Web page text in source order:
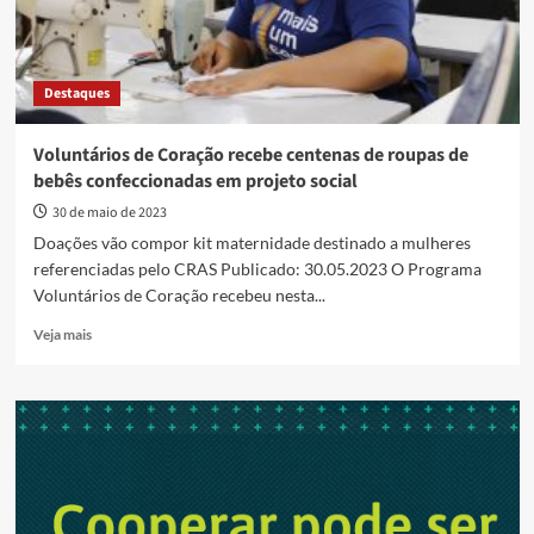
Destaques
Voluntários de Coração recebe centenas de roupas de
bebês confeccionadas em projeto social
30 de maio de 2023
Doações vão compor kit maternidade destinado a mulheres
referenciadas pelo CRAS Publicado: 30.05.2023 O Programa
Voluntários de Coração recebeu nesta...
Veja maisRead
Voluntários
de